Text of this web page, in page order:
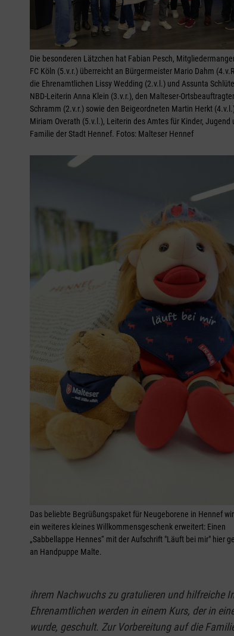
Die besonderen Lätzchen hat Fabian Pesch,
FC Köln (5.v.r.) überreicht an Bürgermeister Mario Dahm
die Ehrenamtlichen Lissy Wedding (2.v.l.) und Assunta
NBD-Leiterin Anna Klein (3.v.r.), den Malteser-
Schramm (2.v.r.) sowie den Beigeordneten Martin Herkt
Miriam Overath (5.v.l.), Leiterin des Amtes für Kinder, Jugend
Familie der Stadt Hennef. Fotos: Malteser Hennef
Das beliebte Begrüßungspaket für Neugeborene in Hennef
ein weiteres kleines Willkommensgeschenk erweitert: Einen
„Sabbellappe Hennes“ mit der Aufschrift "Läuft bei mir" hier
an Handpuppe Malte.
ihrem Nachwuchs zu gratulieren und hilfreiche
Ehrenamtlichen werden in einem Kurs, der in
wurde, geschult. Zur Vorbereitung auf die